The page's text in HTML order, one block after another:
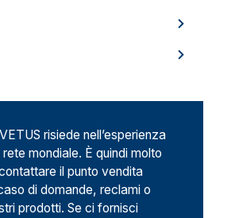
risiede nell’esperienza
mondiale. È quindi molto
il punto vendita
di domande, reclami o
prodotti. Se ci fornisci